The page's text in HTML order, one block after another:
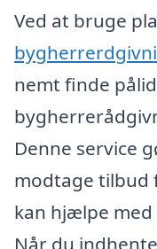
Ved at bruge
nemt finde
Denne service
modtage tilbud
kan hjælpe med
Når du